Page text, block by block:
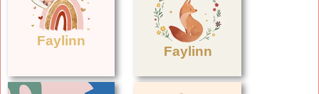
Faylinn
Faylinn